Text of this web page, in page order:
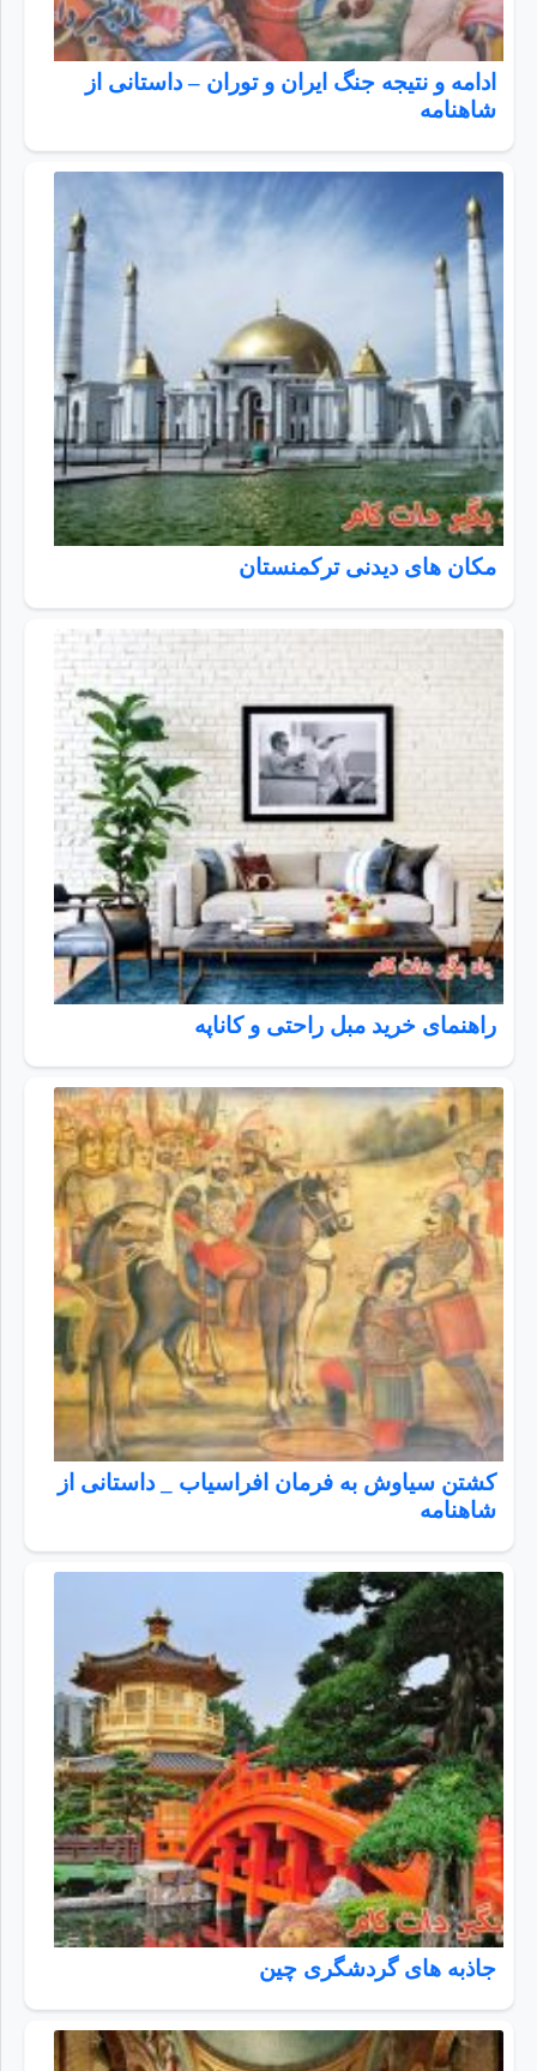
ادامه و نتیجه جنگ ایران و توران – داستانی از
شاهنامه
مکان های دیدنی ترکمنستان
راهنمای خرید مبل راحتی و کاناپه
کشتن سیاوش به فرمان افراسیاب _ داستانی از
شاهنامه
جاذبه های گردشگری چین